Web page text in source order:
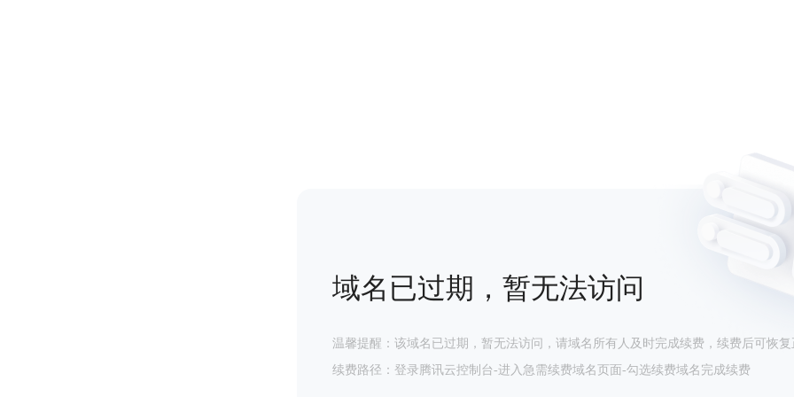
域名已过期，暂无法访问
温馨提醒：该域名已过期，暂无法访问，请域名所有人及时完成续费，续费后可恢复
续费路径：登录腾讯云控制台-进入急需续费域名页面-勾选续费域名完成续费